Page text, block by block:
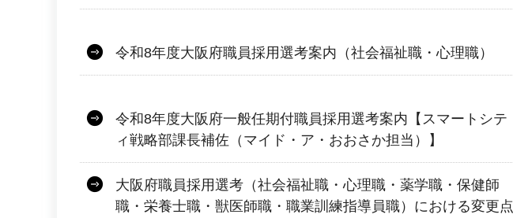
令和8年度大阪府職員採用選考案内（社会福祉職・心理職）
令和8年度大阪府一般任期付職員採用選考案内【スマートシテ
ィ戦略部課長補佐（マイド・ア・おおさか担当）】
大阪府職員採用選考（社会福祉職・心理職・薬学職・保健師
職・栄養士職・獣医師職・職業訓練指導員職）における変更点